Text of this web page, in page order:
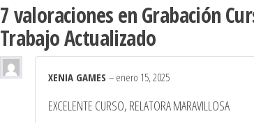
7 valoraciones enGrabación
Trabajo Actualizado
XENIA GAMES – enero 15, 2025
EXCELENTE CURSO, RELATORA MARAVILLOSA